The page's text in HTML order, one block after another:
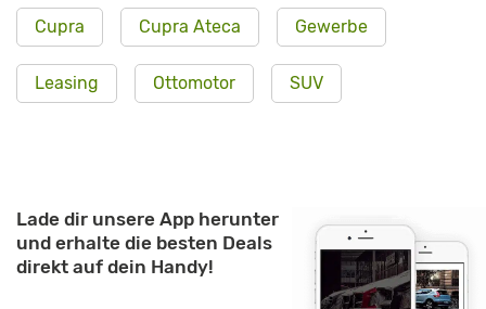
Cupra Cupra Ateca Gewerbe
Leasing Ottomotor SUV
Lade dir unsere App herunter
und erhalte die besten Deals
direkt auf dein Handy!